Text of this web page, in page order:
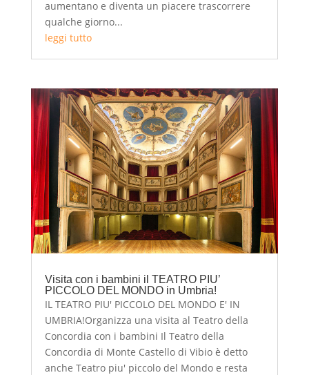
aumentano e diventa un piacere trascorrere
qualche giorno...
leggi tutto
Visita con i bambini il TEATRO PIU’
PICCOLO DEL MONDO in Umbria!
IL TEATRO PIU' PICCOLO DEL MONDO E' IN
UMBRIA!Organizza una visita al Teatro della
Concordia con i bambini Il Teatro della
Concordia di Monte Castello di Vibio è detto
anche Teatro piu' piccolo del Mondo e resta